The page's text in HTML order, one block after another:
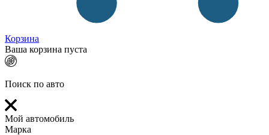
Корзина
Ваша корзина пуста
Поиск по авто
Мой автомобиль
Марка